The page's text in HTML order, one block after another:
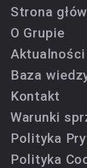
Strona
O Grupie
Aktualności
Baza
Kontakt
Warunki
Polityka
Polityka